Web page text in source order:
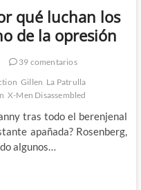
qué luchan los
de la opresión
39 comentarios
Gillen La Patrulla
X-Men Disassembled
tras todo el berenjenal
apañada? Rosenberg,
algunos…